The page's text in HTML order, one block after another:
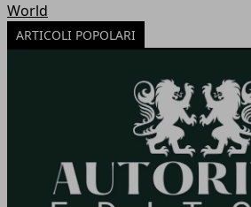
World
ARTICOLI POPOLARI